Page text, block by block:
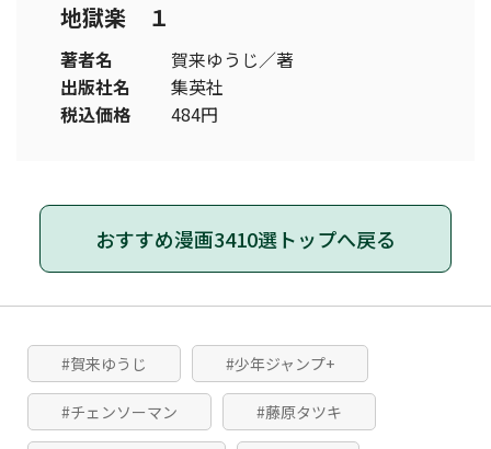
地獄楽 １
著者名
賀来ゆうじ／著
出版社名
集英社
税込価格
484円
おすすめ漫画3410選トップへ戻る
#賀来ゆうじ #少年ジャンプ+
#チェンソーマン #藤原タツキ